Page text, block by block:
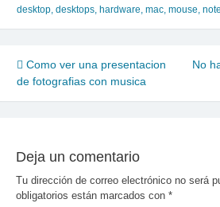
desktop, desktops, hardware, mac, mouse,
Navegación
de
Como ver una presentacion
de fotografias con musica
No
Deja un comentario
Tu dirección de correo electrónico no será
obligatorios están marcados con *